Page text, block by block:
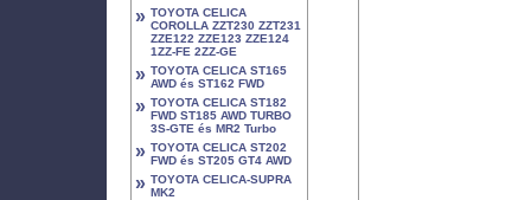
» TOYOTA CELICA
COROLLA ZZT230 ZZT231
ZZE122 ZZE123 ZZE124
1ZZ-FE 2ZZ-GE
» TOYOTA CELICA ST165
AWD és ST162 FWD
» TOYOTA CELICA ST182
FWD ST185 AWD TURBO
3S-GTE és MR2 Turbo
» TOYOTA CELICA ST202
FWD és ST205 GT4 AWD
» TOYOTA CELICA-SUPRA
MK2